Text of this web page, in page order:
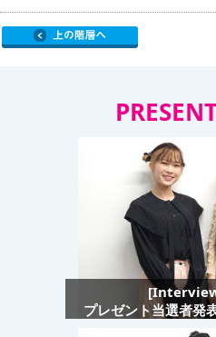
プレゼント当選者発